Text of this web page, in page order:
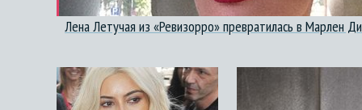
Лена Летучая из «Ревизорро» превратилась в Марлен